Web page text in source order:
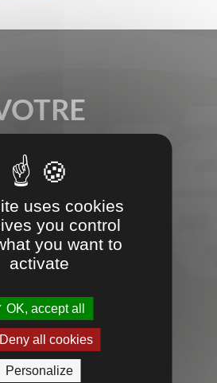
&
2 SPORT
le Réseau Temps 2 Sport !
uses cookies
you control
you want to
activate
OK, accept all
Deny all cookies
Personalize